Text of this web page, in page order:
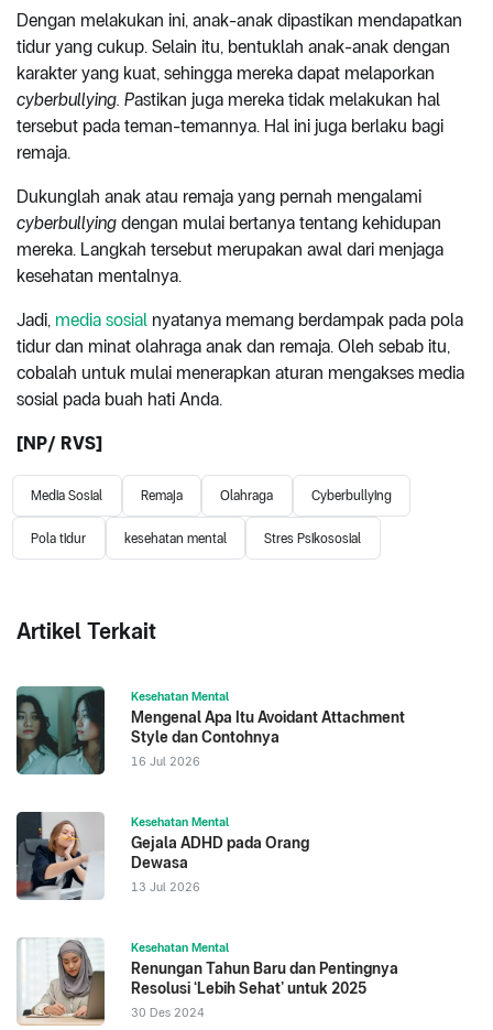
Dengan melakukan ini, anak-anak dipastikan mendapatkan
tidur yang cukup. Selain itu, bentuklah anak-anak dengan
karakter yang kuat, sehingga mereka dapat melaporkan
cyberbullying. Pastikan juga mereka tidak melakukan hal
tersebut pada teman-temannya. Hal ini juga berlaku bagi
remaja.
Dukunglah anak atau remaja yang pernah mengalami
cyberbullying dengan mulai bertanya tentang kehidupan
mereka. Langkah tersebut merupakan awal dari menjaga
kesehatan mentalnya.
Jadi, media sosial nyatanya memang berdampak pada pola
tidur dan minat olahraga anak dan remaja. Oleh sebab itu,
cobalah untuk mulai menerapkan aturan mengakses media
sosial pada buah hati Anda.
[NP/ RVS]
Media Sosial Remaja Olahraga Cyberbullying
Pola tidur kesehatan mental Stres Psikososial
Artikel Terkait
Kesehatan Mental
Mengenal Apa Itu Avoidant Attachment
Style dan Contohnya
16 Jul 2026
Kesehatan Mental
Gejala ADHD pada Orang
Dewasa
13 Jul 2026
Kesehatan Mental
Renungan Tahun Baru dan Pentingnya
Resolusi ‘Lebih Sehat’ untuk 2025
30 Des 2024